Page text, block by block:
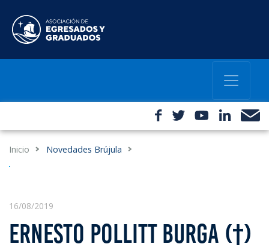
Inicio Novedades Brújula
16/08/2019
ERNESTO POLLITT BURGA (†)